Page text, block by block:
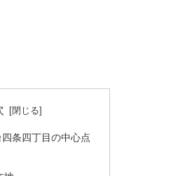
条四丁目の中心点